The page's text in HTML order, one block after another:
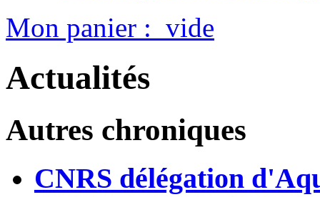
Mon panier : vide
Actualités
Autres chroniques
CNRS délégation